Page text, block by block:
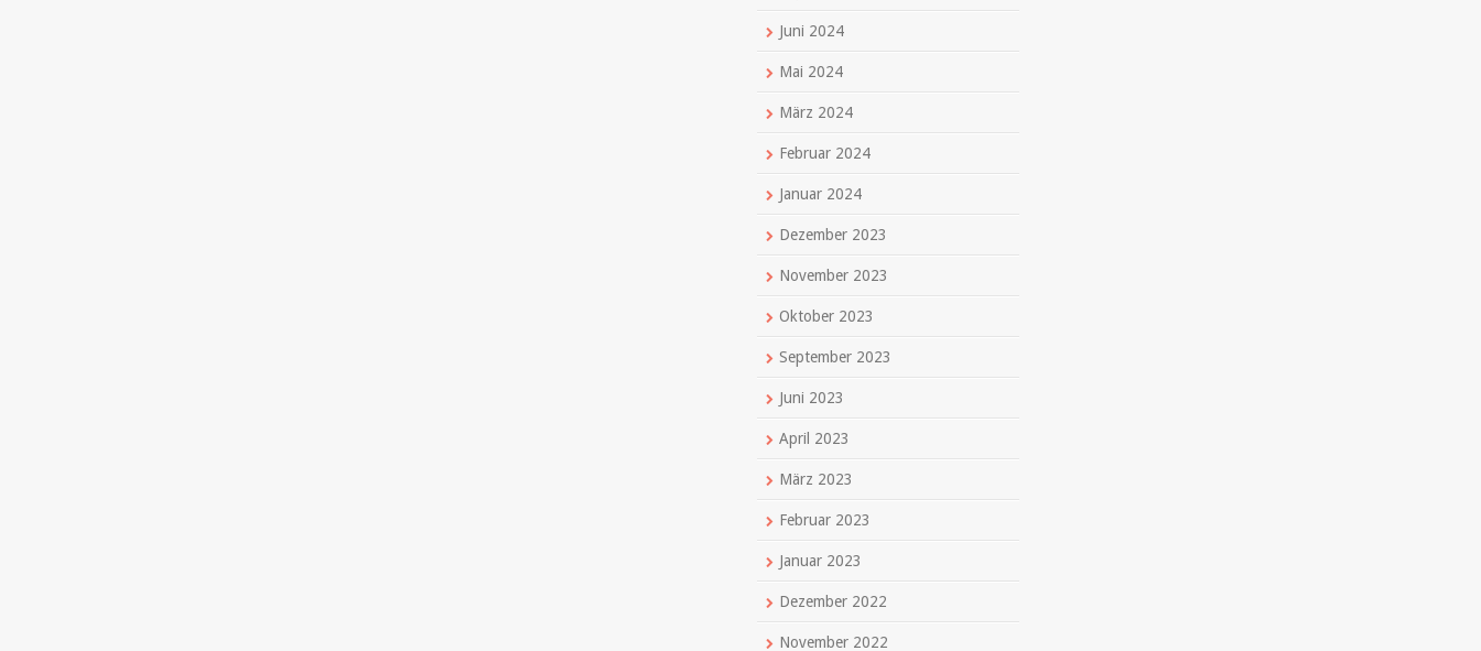
Juni 2024
Mai 2024
März 2024
Februar 2024
Januar 2024
Dezember 2023
November 2023
Oktober 2023
September 2023
Juni 2023
April 2023
März 2023
Februar 2023
Januar 2023
Dezember 2022
November 2022